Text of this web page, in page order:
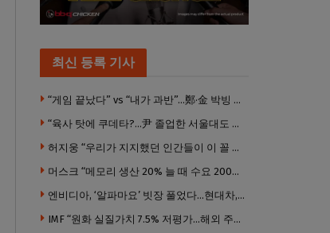
최신 등록 기사
“게임 끝났다” vs “내가 과반”…鄭·金 박빙 전대 서로 우위 주장
“육사 탓에 쿠데타?…尹 졸업한 서울대도 없애야 하나”
허지웅 “우리가 지지했던 인간들이 이 꼴 만들었다”
머스크 “메모리 생산 20% 늘 때 수요 200% 증가” … 반도체 매출 1조달러 눈 앞
엔비디아, ‘알파마요’ 빗장 풀었다…현대차, 자율주행 속도내나
IMF “원화 실질가치 7.5% 저평가…해외 주식투자 영향”